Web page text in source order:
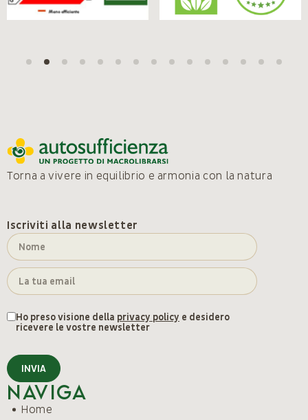
Torna a vivere in equilibrio e armonia con la natura
Iscriviti alla newsletter
Ho preso visione della privacy policy e desidero
ricevere le vostre newsletter
INVIA
Naviga
Home